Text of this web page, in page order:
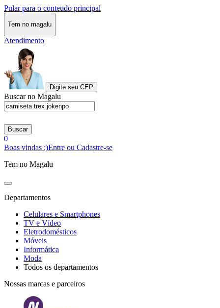
Pular para o conteudo principal
Tem no magalu
Atendimento
Digite seu CEP
Buscar no Magalu
Buscar
0
Boas vindas :)Entre ou Cadastre-se
Tem no Magalu
Departamentos
Celulares e Smartphones
TV e Vídeo
Eletrodomésticos
Móveis
Informática
Moda
Todos os departamentos
Nossas marcas e parceiros